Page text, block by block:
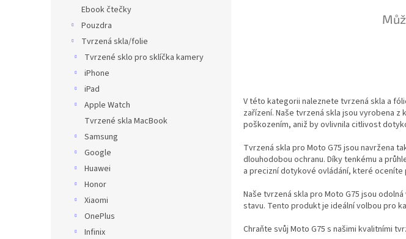
Ebook čtečky
Pouzdra
Tvrzená skla/folie
Tvrzené sklo pro sklíčka kamery
iPhone
iPad
Apple Watch
Tvrzené skla MacBook
Samsung
Google
Huawei
Honor
Xiaomi
OnePlus
Infinix
V této kategorii naleznete tvrzená skla a
zařízení. Naše tvrzená skla jsou vyrobena
poškozením, aniž by ovlivnila citlivost
Tvrzená skla pro Moto G75 jsou navržena
dlouhodobou ochranu. Díky tenkému a
a precizní dotykové ovládání, které oceníte
Naše tvrzená skla pro Moto G75 jsou
stavu. Tento produkt je ideální volbou pro
Chraňte svůj Moto G75 s našimi kvalitními